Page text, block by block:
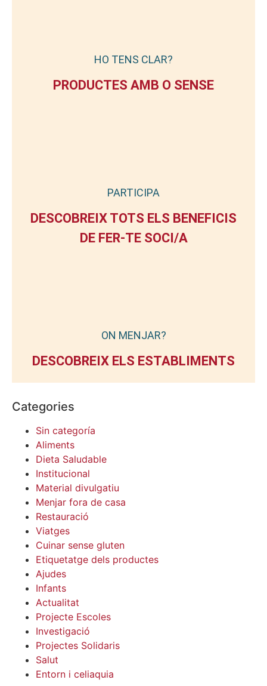
HO TENS CLAR?
PRODUCTES AMB O SENSE
PARTICIPA
DESCOBREIX TOTS ELS BENEFICIS
DE FER-TE SOCI/A
ON MENJAR?
DESCOBREIX ELS ESTABLIMENTS
Categories
Sin categoría
Aliments
Dieta Saludable
Institucional
Material divulgatiu
Menjar fora de casa
Restauració
Viatges
Cuinar sense gluten
Etiquetatge dels productes
Ajudes
Infants
Actualitat
Projecte Escoles
Investigació
Projectes Solidaris
Salut
Entorn i celiaquia